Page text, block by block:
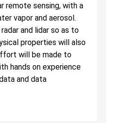
remote sensing, with a
vapor and aerosol.
and lidar so as to
properties will also
will be made to
hands on experience
and data